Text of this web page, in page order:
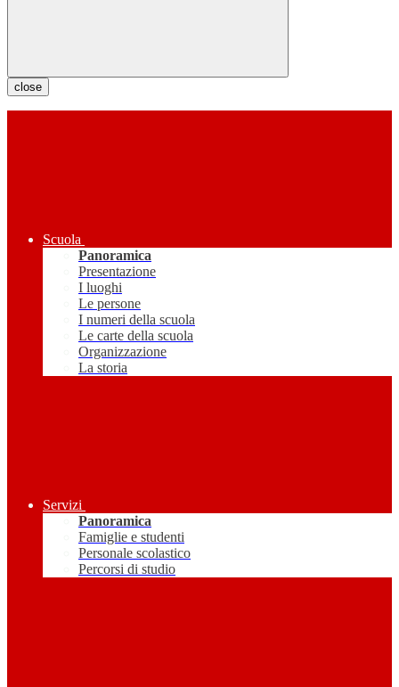
close
Scuola
Panoramica
Presentazione
I luoghi
Le persone
I numeri della scuola
Le carte della scuola
Organizzazione
La storia
Servizi
Panoramica
Famiglie e studenti
Personale scolastico
Percorsi di studio